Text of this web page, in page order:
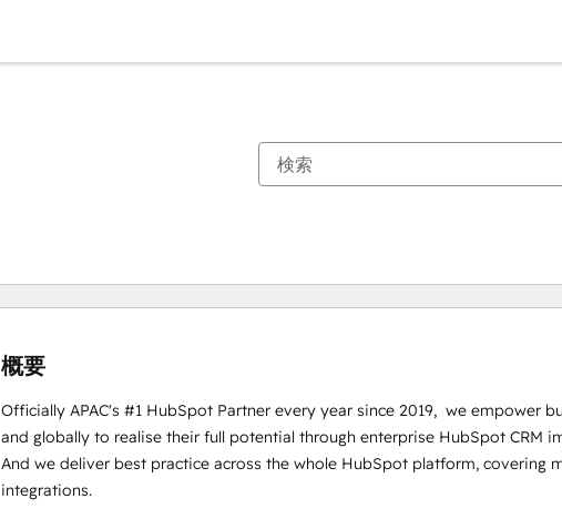
概要
Officially APAC's #1 HubSpot Partner every year since 2019,  we empower
and globally to realise their full potential through enterprise HubSpot CRM
And we deliver best practice across the whole HubSpot platform, covering
integrations.